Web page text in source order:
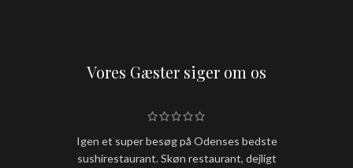
Vores Gæster siger om os
Igen et super besøg på Odenses bedste
sushirestaurant. Skøn restaurant, dejligt